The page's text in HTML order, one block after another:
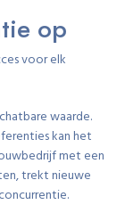
op
voor elk
waarde.
kan het
met een
trekt nieuwe